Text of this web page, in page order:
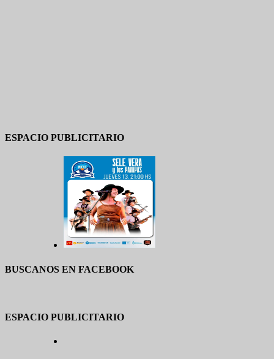
ESPACIO PUBLICITARIO
BUSCANOS EN FACEBOOK
ESPACIO PUBLICITARIO